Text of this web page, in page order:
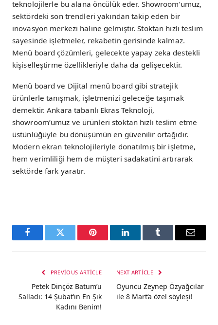
teknolojilerle bu alana öncülük eder. Showroom’umuz,
sektördeki son trendleri yakından takip eden bir
inovasyon merkezi haline gelmiştir. Stoktan hızlı teslim
sayesinde işletmeler, rekabetin gerisinde kalmaz.
Menü board çözümleri, gelecekte yapay zeka destekli
kişiselleştirme özellikleriyle daha da gelişecektir.
Menü board ve Dijital menü board gibi stratejik
ürünlerle tanışmak, işletmenizi geleceğe taşımak
demektir. Ankara tabanlı Ekras Teknoloji,
showroom’umuz ve ürünleri stoktan hızlı teslim etme
üstünlüğüyle bu dönüşümün en güvenilir ortağıdır.
Modern ekran teknolojileriyle donatılmış bir işletme,
hem verimliliği hem de müşteri sadakatini artırarak
sektörde fark yaratır.
FacebookTwitter Pinterest LinkedInTumblr Email
PREVIOUS ARTICLE
Petek Dinçöz Batum’u
Salladı: 14 Şubat’ın En Şık
Kadını Benim!
NEXT ARTICLE
Oyuncu Zeynep Özyağcılar
ile 8 Mart’a özel söyleşi!